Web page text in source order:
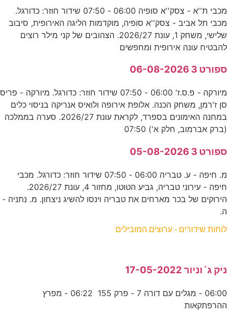
מכבי ת''א - צסק''א סופיה 06:00 - 07:50 שידור חוזר: כדורגל.
מכבי תל אביב - צסק''א סופיה, מוקדמות הליגה האירופית, סיבוב
שלישי, משחק 1, עונת 2026/27. הצהובים של קני מילר רוצים
להבטיח עונה אירופית ומחפשים
ספורט 3 06-08-2026
מיורקה - פ.ס.ז' 06:00 - 07:50 שידור חוזר: כדורגל. מיורקה - פריס
סן ז'רמן, משחק הכנה. אלופת אירופה ולואיס אנריקה בניסוי כלים
במחנה האימונים בספרד, לקראת עונת 2026/27. סערה בממלכה
(ברק אברמוב, חלק א') 07:50
ספורט 3 05-08-2026
מ. חיפה - ע. טבריה 06:00 - 07:50 שידור חוזר: כדורגל. מכבי
חיפה - עירוני טבריה, גביע הטוטו, מחזור 4, עונת 2026/27.
הירוקים של בכר מארחים את טבריה וינסו להשיג ניצחון. מ. נתניה -
ה.
לוחות שידורים - ערוצים המובילים
ניק ג´וניור 17-05-2022
06:00 - מגלים עם דורה 7 - פרק 155 06:22 - מפרץ
ההרפתקאות